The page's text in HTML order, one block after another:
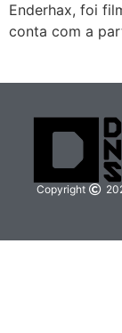
Enderhax, foi
conta com a
Copyright